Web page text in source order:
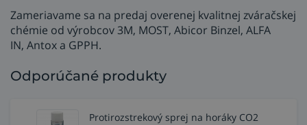
Zameriavame sa na predaj overenej kvalitnej zváračskej
chémie od výrobcov 3M, MOST, Abicor Binzel, ALFA
IN, Antox a GPPH.
Odporúčané produkty
Protirozstrekový sprej na horáky CO2